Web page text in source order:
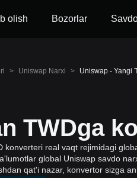
olish Bozorlar
> Uniswap Narxi > Uniswap - Yangi
TWDga
konverteri real vaqt rejimidagi
global Uniswap savdo
qat'i nazar, konvertor sizga